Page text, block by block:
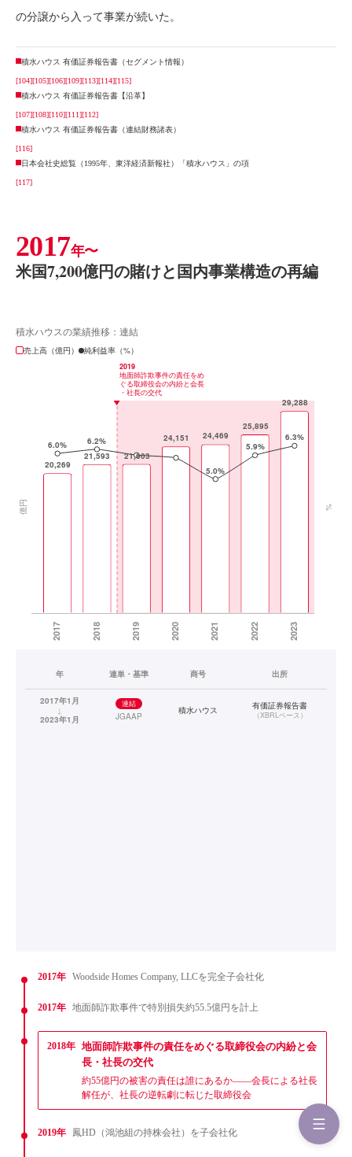
の分譲から入って事業が続いた。
積水ハウス 有価証券報告書（セグメント情報）
[104][105][106][109][113][114][115]
積水ハウス 有価証券報告書【沿革】
[107][108][110][111][112]
積水ハウス 有価証券報告書（連結財務諸表）
[116]
日本会社史総覧（1995年、東洋経済新報社）「積水ハウス」の項
[117]
2017年〜
米国7,200億円の賭けと国内事業構造の再編
積水ハウスの業績推移：連結
売上高（億円）
純利益率（%）
年 連単・基準 商号 出所
2017年1月
↓
2023年1月
連結
JGAAP
積水ハウス 有価証券報告書
（XBRLベース ）
2017年 Woodside Homes Company, LLCを完全子会社化
2017年 地面師詐欺事件で特別損失約55.5億円を計上
2018年 地面師詐欺事件の責任をめぐる取締役会の内紛と会
長・社長の交代
約55億円の被害の責任は誰にあるか——会長による社長
解任が、社長の逆転劇に転じた取締役会
2019年 鳳HD（鴻池組の持株会社）を子会社化